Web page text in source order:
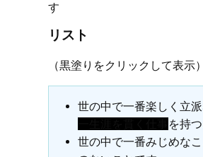
す
リスト
（黒塗りをクリックして表示）
世の中で一番楽しく立
を持
世の中で一番みじめな